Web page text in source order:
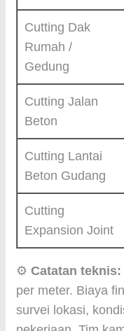
Cutting Dak
Rumah /
Gedung
Cutting Jalan
Beton
Cutting Lantai
Beton Gudang
Cutting
Expansion Joint
⚙️ Catatan teknis:
per meter. Biaya
survei lokasi,